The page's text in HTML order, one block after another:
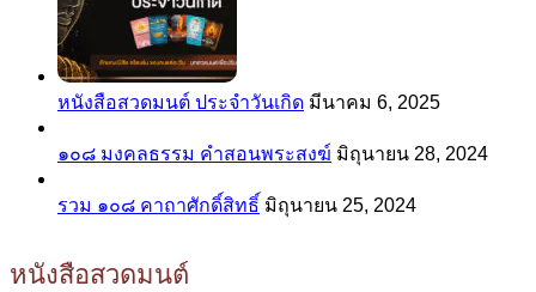
หนังสือสวดมนต์ ประจำวันเกิด มีนาคม 6, 2025
๑๐๘ มงคลธรรม คำสอนพระสงฆ์ มิถุนายน 28, 2024
รวม ๑๐๘ คาถาศักดิ์สิทธิ์ มิถุนายน 25, 2024
หนังสือสวดมนต์